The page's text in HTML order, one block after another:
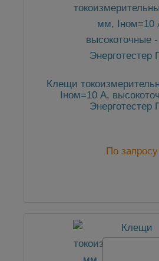
Клещи
Iном=10 А,
Энерготестер
По запросу